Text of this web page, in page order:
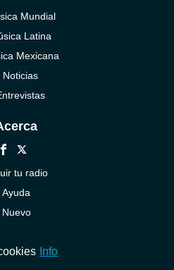
Mundial
Latina
Mexicana
Noticias
tu radio
Ayuda
Nuevo
Info